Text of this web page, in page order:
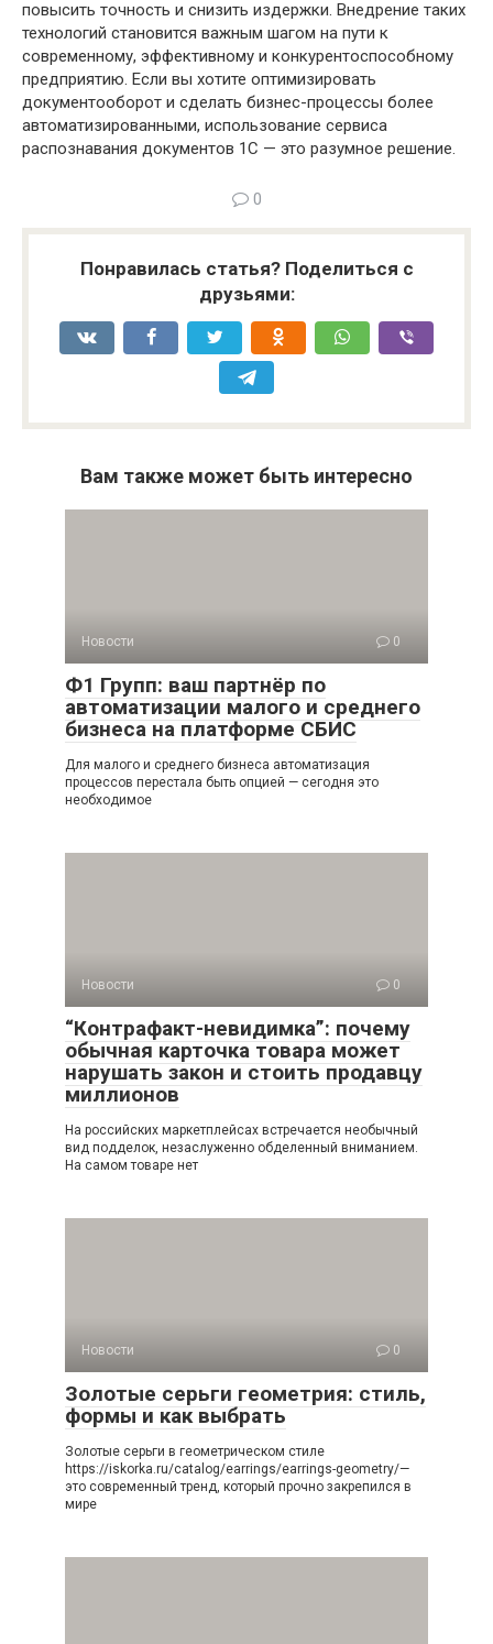
повысить точность и снизить издержки. Внедрение таких
технологий становится важным шагом на пути к
современному, эффективному и конкурентоспособному
предприятию. Если вы хотите оптимизировать
документооборот и сделать бизнес-процессы более
автоматизированными, использование сервиса
распознавания документов 1С — это разумное решение.
0
Понравилась статья? Поделиться с
друзьями:
Вам также может быть интересно
Новости 0
Ф1 Групп: ваш партнёр по
автоматизации малого и среднего
бизнеса на платформе СБИС
Для малого и среднего бизнеса автоматизация
процессов перестала быть опцией — сегодня это
необходимое
Новости 0
“Контрафакт-невидимка”: почему
обычная карточка товара может
нарушать закон и стоить продавцу
миллионов
На российских маркетплейсах встречается необычный
вид подделок, незаслуженно обделенный вниманием.
На самом товаре нет
Новости 0
Золотые серьги геометрия: стиль,
формы и как выбрать
Золотые серьги в геометрическом стиле
https://iskorka.ru/catalog/earrings/earrings-geometry/—
это современный тренд, который прочно закрепился в
мире